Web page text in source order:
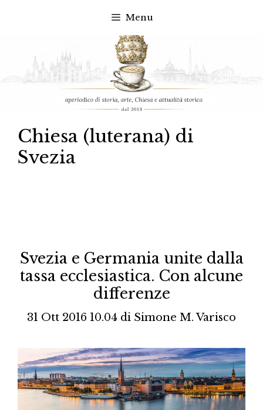
contenuto
Menu
Chiesa (luterana) di
Svezia
Svezia e Germania unite dalla
tassa ecclesiastica. Con alcune
differenze
31 Ott 2016 10.04 di Simone M. Varisco